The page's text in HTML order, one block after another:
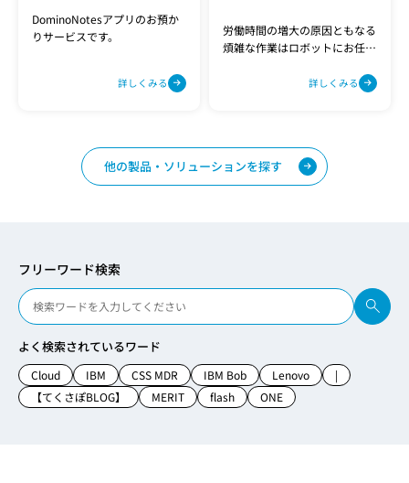
DominoNotesアプリのお預か
りサービスです。
詳しくみる
労働時間の増大の原因ともなる
煩雑な作業はロボットにお任
詳しくみる
他の製品・ソリューションを探す
フリーワード検索
よく検索されているワード
Cloud IBM CSS MDR IBM Bob Lenovo
|
【てくさぽBLOG】
MERIT flash ONE